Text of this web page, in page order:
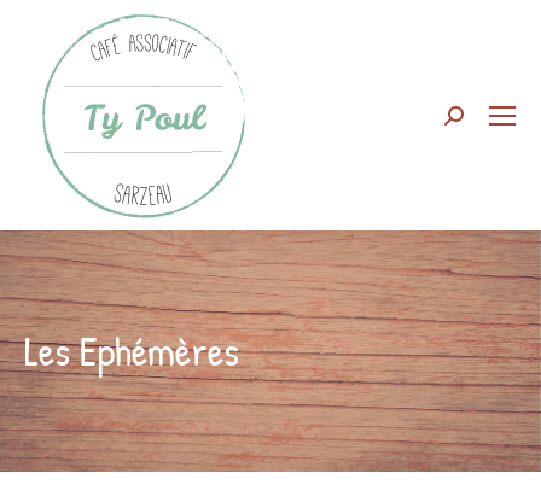
Search:
Les Ephémères